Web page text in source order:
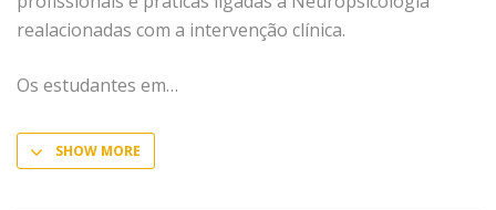
realacionadas com a intervenção clínica.
Os estudantes em
SHOW MORE